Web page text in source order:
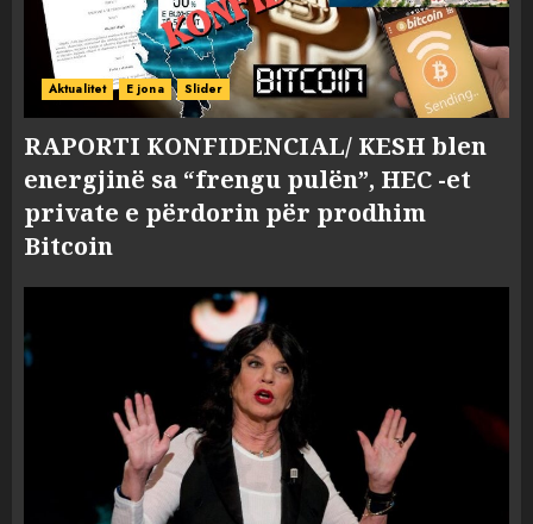
Aktualitet E jona Slider
RAPORTI KONFIDENCIAL/ KESH blen
energjinë sa “frengu pulën”, HEC -et
private e përdorin për prodhim
Bitcoin